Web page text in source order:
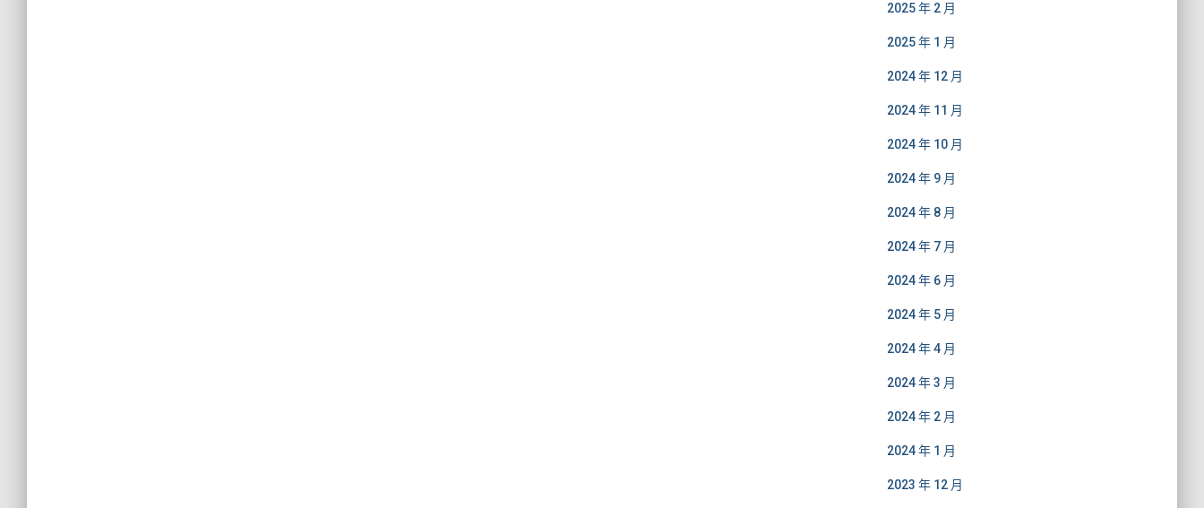
2025 年 2 月
2025 年 1 月
2024 年 12 月
2024 年 11 月
2024 年 10 月
2024 年 9 月
2024 年 8 月
2024 年 7 月
2024 年 6 月
2024 年 5 月
2024 年 4 月
2024 年 3 月
2024 年 2 月
2024 年 1 月
2023 年 12 月